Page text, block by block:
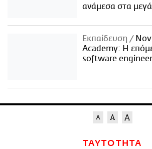
ανάμεσα στα
Εκπαίδευση
Academy: Η
software
ΤΑΥΤΟΤΗΤΑ